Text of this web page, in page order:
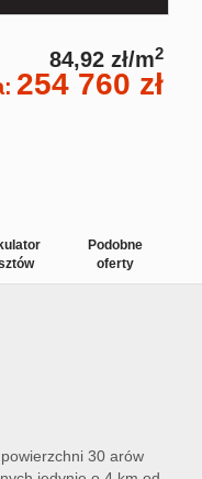
84,92 zł/m2
254 760 zł
Podobne
oferty
30 arów